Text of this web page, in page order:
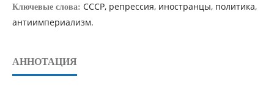
Ключевые слова: СССР, репрессия, иностранцы, политика,
антиимпериализм.
АННОТАЦИЯ